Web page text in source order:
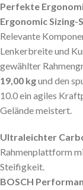
Perfekte
Ergonomic Sizing-
Relevante
Lenkerbreite und
gewählter
19,00 kgund den
10.0 ein agiles
Gelände meistert.
Ultraleichter
Rahmenplattform
Steifigkeit.
BOSCH